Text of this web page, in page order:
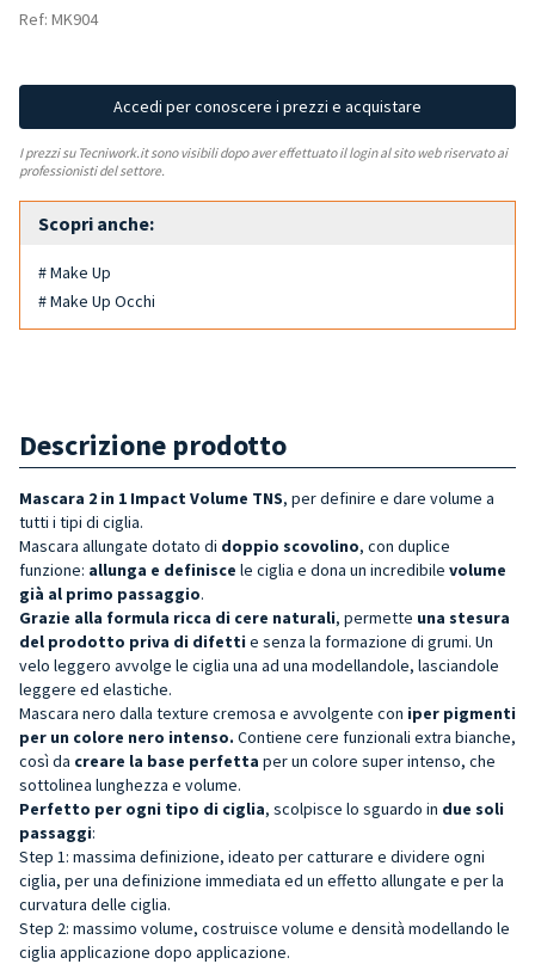
Ref: MK904
Accedi per conoscere i prezzi e acquistare
I prezzi su Tecniwork.it sono visibili dopo aver effettuato il login al sito web riservato ai
professionisti del settore.
Scopri anche:
# Make Up
# Make Up Occhi
Descrizione prodotto
Mascara 2 in 1 Impact Volume TNS, per definire e dare volume a
tutti i tipi di ciglia.
Mascara allungate dotato di doppio scovolino, con duplice
funzione: allunga e definisce le ciglia e dona un incredibile volume
già al primo passaggio.
Grazie alla formula ricca di cere naturali, permette una stesura
del prodotto priva di difetti e senza la formazione di grumi. Un
velo leggero avvolge le ciglia una ad una modellandole, lasciandole
leggere ed elastiche.
Mascara nero dalla texture cremosa e avvolgente con iper pigmenti
per un colore nero intenso. Contiene cere funzionali extra bianche,
così da creare la base perfetta per un colore super intenso, che
sottolinea lunghezza e volume.
Perfetto per ogni tipo di ciglia, scolpisce lo sguardo in due soli
passaggi:
Step 1: massima definizione, ideato per catturare e dividere ogni
ciglia, per una definizione immediata ed un effetto allungate e per la
curvatura delle ciglia.
Step 2: massimo volume, costruisce volume e densità modellando le
ciglia applicazione dopo applicazione.